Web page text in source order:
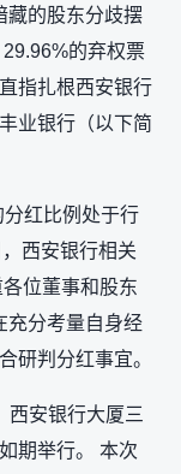
藏的股东分歧摆
的弃权票
指扎根西安银行
业银行（以下简
红比例处于行
西安银行相关
位董事和股东
充分考量自身经
研判分红事宜。
西安银行大厦三
期举行。 本次